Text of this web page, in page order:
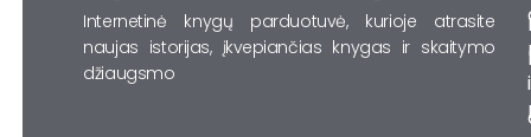
Internetinė knygų parduotuvė, kurioje atrasite
naujas istorijas, įkvepiančias knygas ir skaitymo
džiaugsmo